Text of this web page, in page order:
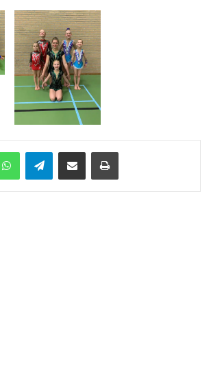
WhatsAppTelegramDelen via Email Print